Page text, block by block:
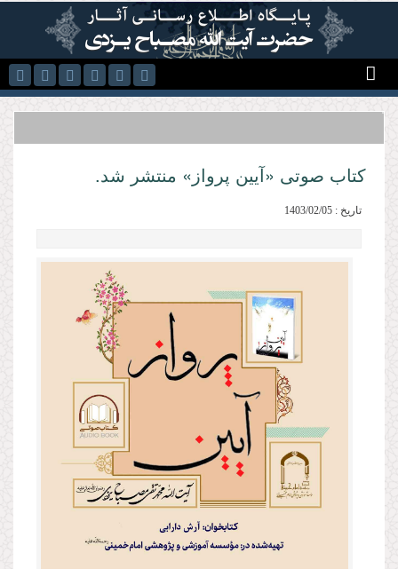
رفتن به محتوای اصلی
کتاب صوتی «آیین پرواز» منتشر شد.
تاریخ : 1403/02/05